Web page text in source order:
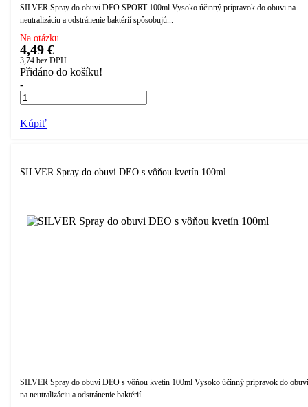
SILVER Spray do obuvi DEO SPORT 100ml Vysoko účinný prípravok do obuvi na
neutralizáciu a odstránenie baktérií spôsobujú...
Na otázku
4,49 €
3,74 bez DPH
Přidáno do košíku!
-
+
Kúpiť
SILVER Spray do obuvi DEO s vôňou kvetín 100ml
SILVER Spray do obuvi DEO s vôňou kvetín 100ml Vysoko účinný prípravok do obuvi
na neutralizáciu a odstránenie baktérií...